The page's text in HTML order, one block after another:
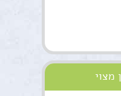
מצוי